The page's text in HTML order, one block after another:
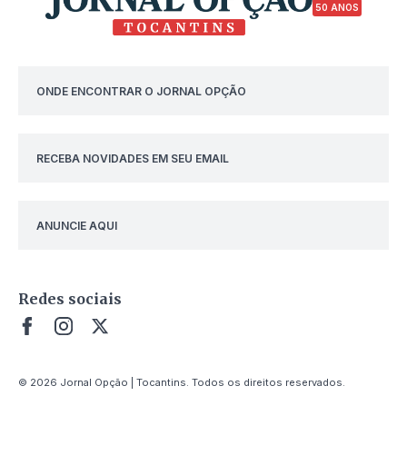
50 ANOS
ONDE ENCONTRAR O JORNAL OPÇÃO
RECEBA NOVIDADES EM SEU EMAIL
ANUNCIE AQUI
Redes sociais
© 2026 Jornal Opção | Tocantins. Todos os direitos reservados.